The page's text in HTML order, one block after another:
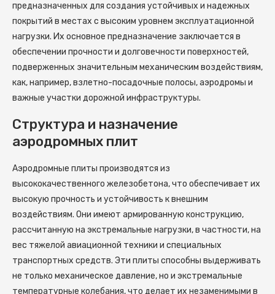
предназначенных для создания устойчивых и надежных
покрытий в местах с высоким уровнем эксплуатационной
нагрузки. Их основное предназначение заключается в
обеспечении прочности и долговечности поверхностей,
подверженных значительным механическим воздействиям,
как, например, взлетно-посадочные полосы, аэродромы и
важные участки дорожной инфраструктуры.
Структура и назначение
аэродромных плит
Аэродромные плиты производятся из
высококачественного железобетона, что обеспечивает их
высокую прочность и устойчивость к внешним
воздействиям. Они имеют армированную конструкцию,
рассчитанную на экстремальные нагрузки, в частности, на
вес тяжелой авиационной техники и специальных
транспортных средств. Эти плиты способны выдерживать
не только механическое давление, но и экстремальные
температурные колебания, что делает их незаменимыми в